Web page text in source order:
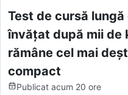
Test de cursă lungă
învățat după mii de
rămâne cel mai
compact
Publicat acum 20 ore